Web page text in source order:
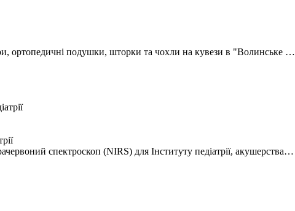
ортопедичні подушки, шторки та чохли на кувези в "Волинське …
спектроскоп (NIRS) для Інституту педіатрії, акушерства…